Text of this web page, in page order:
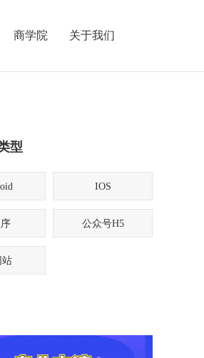
商学院 关于我们
型
IOS
公众号H5
站